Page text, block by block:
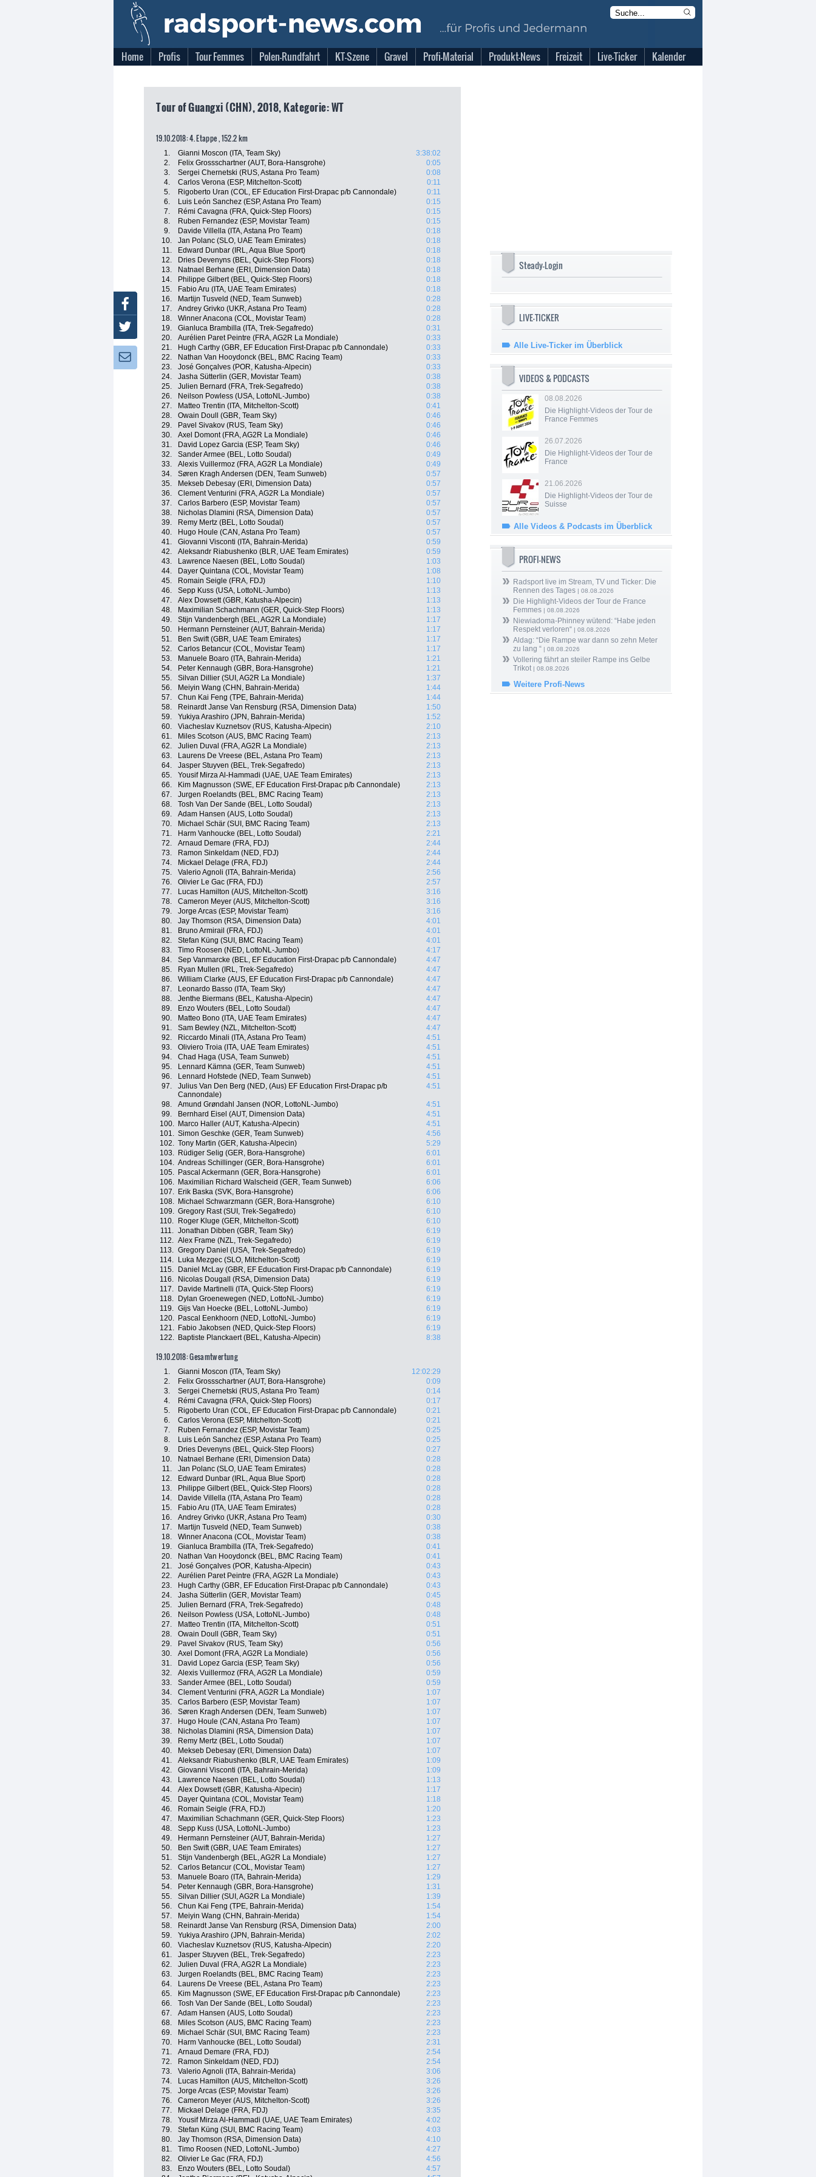
Home Profis Tour Femmes Polen-Rundfahrt KT-Szene Gravel Profi-Material Produkt-News Freizeit Live-Ticker Kalender
Tour of Guangxi (CHN), 2018, Kategorie: WT
19.10.2018: 4. Etappe , 152.2 km
1. Gianni Moscon (ITA, Team Sky)
3:38:02
2.
Felix Grossschartner (AUT, Bora-Hansgrohe)
0:05
3.
Sergei Chernetski (RUS, Astana Pro Team)
0:08
4.
Carlos Verona (ESP, Mitchelton-Scott)
0:11
5.
Rigoberto Uran (COL, EF Education First-Drapac p/b Cannondale)
0:11
6.
Luis León Sanchez (ESP, Astana Pro Team)
0:15
7.
Rémi Cavagna (FRA, Quick-Step Floors)
0:15
8.
Ruben Fernandez (ESP, Movistar Team)
0:15
9.
Davide Villella (ITA, Astana Pro Team)
0:18
10.
Jan Polanc (SLO, UAE Team Emirates)
0:18
11.
Edward Dunbar (IRL, Aqua Blue Sport)
0:18
12.
Dries Devenyns (BEL, Quick-Step Floors)
0:18
13.
Natnael Berhane (ERI, Dimension Data)
0:18
14.
Philippe Gilbert (BEL, Quick-Step Floors)
0:18
15.
Fabio Aru (ITA, UAE Team Emirates)
0:18
16.
Martijn Tusveld (NED, Team Sunweb)
0:28
17.
Andrey Grivko (UKR, Astana Pro Team)
0:28
18.
Winner Anacona (COL, Movistar Team)
0:28
19.
Gianluca Brambilla (ITA, Trek-Segafredo)
0:31
20.
Aurélien Paret Peintre (FRA, AG2R La Mondiale)
0:33
21.
Hugh Carthy (GBR, EF Education First-Drapac p/b Cannondale)
0:33
22.
Nathan Van Hooydonck (BEL, BMC Racing Team)
0:33
23.
José Gonçalves (POR, Katusha-Alpecin)
0:33
24.
Jasha Sütterlin (GER, Movistar Team)
0:38
25.
Julien Bernard (FRA, Trek-Segafredo)
0:38
26.
Neilson Powless (USA, LottoNL-Jumbo)
0:38
27.
Matteo Trentin (ITA, Mitchelton-Scott)
0:41
28.
Owain Doull (GBR, Team Sky)
0:46
29.
Pavel Sivakov (RUS, Team Sky)
0:46
30.
Axel Domont (FRA, AG2R La Mondiale)
0:46
31.
David Lopez Garcia (ESP, Team Sky)
0:46
32.
Sander Armee (BEL, Lotto Soudal)
0:49
33.
Alexis Vuillermoz (FRA, AG2R La Mondiale)
0:49
34.
Søren Kragh Andersen (DEN, Team Sunweb)
0:57
35.
Mekseb Debesay (ERI, Dimension Data)
0:57
36.
Clement Venturini (FRA, AG2R La Mondiale)
0:57
37.
Carlos Barbero (ESP, Movistar Team)
0:57
38.
Nicholas Dlamini (RSA, Dimension Data)
0:57
39.
Remy Mertz (BEL, Lotto Soudal)
0:57
40.
Hugo Houle (CAN, Astana Pro Team)
0:57
41.
Giovanni Visconti (ITA, Bahrain-Merida)
0:59
42.
Aleksandr Riabushenko (BLR, UAE Team Emirates)
0:59
43.
Lawrence Naesen (BEL, Lotto Soudal)
1:03
44.
Dayer Quintana (COL, Movistar Team)
1:08
45.
Romain Seigle (FRA, FDJ)
1:10
46.
Sepp Kuss (USA, LottoNL-Jumbo)
1:13
47.
Alex Dowsett (GBR, Katusha-Alpecin)
1:13
48.
Maximilian Schachmann (GER, Quick-Step Floors)
1:13
49.
Stijn Vandenbergh (BEL, AG2R La Mondiale)
1:17
50.
Hermann Pernsteiner (AUT, Bahrain-Merida)
1:17
51.
Ben Swift (GBR, UAE Team Emirates)
1:17
52.
Carlos Betancur (COL, Movistar Team)
1:17
53.
Manuele Boaro (ITA, Bahrain-Merida)
1:21
54.
Peter Kennaugh (GBR, Bora-Hansgrohe)
1:21
55.
Silvan Dillier (SUI, AG2R La Mondiale)
1:37
56.
Meiyin Wang (CHN, Bahrain-Merida)
1:44
57.
Chun Kai Feng (TPE, Bahrain-Merida)
1:44
58.
Reinardt Janse Van Rensburg (RSA, Dimension Data)
1:50
59.
Yukiya Arashiro (JPN, Bahrain-Merida)
1:52
60.
Viacheslav Kuznetsov (RUS, Katusha-Alpecin)
2:10
61.
Miles Scotson (AUS, BMC Racing Team)
2:13
62.
Julien Duval (FRA, AG2R La Mondiale)
2:13
63.
Laurens De Vreese (BEL, Astana Pro Team)
2:13
64.
Jasper Stuyven (BEL, Trek-Segafredo)
2:13
65.
Yousif Mirza Al-Hammadi (UAE, UAE Team Emirates)
2:13
66.
Kim Magnusson (SWE, EF Education First-Drapac p/b Cannondale)
2:13
67.
Jurgen Roelandts (BEL, BMC Racing Team)
2:13
68.
Tosh Van Der Sande (BEL, Lotto Soudal)
2:13
69.
Adam Hansen (AUS, Lotto Soudal)
2:13
70.
Michael Schär (SUI, BMC Racing Team)
2:13
71.
Harm Vanhoucke (BEL, Lotto Soudal)
2:21
72.
Arnaud Demare (FRA, FDJ)
2:44
73.
Ramon Sinkeldam (NED, FDJ)
2:44
74.
Mickael Delage (FRA, FDJ)
2:44
75.
Valerio Agnoli (ITA, Bahrain-Merida)
2:56
76.
Olivier Le Gac (FRA, FDJ)
2:57
77.
Lucas Hamilton (AUS, Mitchelton-Scott)
3:16
78.
Cameron Meyer (AUS, Mitchelton-Scott)
3:16
79.
Jorge Arcas (ESP, Movistar Team)
3:16
80.
Jay Thomson (RSA, Dimension Data)
4:01
81.
Bruno Armirail (FRA, FDJ)
4:01
82.
Stefan Küng (SUI, BMC Racing Team)
4:01
83.
Timo Roosen (NED, LottoNL-Jumbo)
4:17
84.
Sep Vanmarcke (BEL, EF Education First-Drapac p/b Cannondale)
4:47
85.
Ryan Mullen (IRL, Trek-Segafredo)
4:47
86.
William Clarke (AUS, EF Education First-Drapac p/b Cannondale)
4:47
87.
Leonardo Basso (ITA, Team Sky)
4:47
88.
Jenthe Biermans (BEL, Katusha-Alpecin)
4:47
89.
Enzo Wouters (BEL, Lotto Soudal)
4:47
90.
Matteo Bono (ITA, UAE Team Emirates)
4:47
91.
Sam Bewley (NZL, Mitchelton-Scott)
4:47
92.
Riccardo Minali (ITA, Astana Pro Team)
4:51
93.
Oliviero Troia (ITA, UAE Team Emirates)
4:51
94.
Chad Haga (USA, Team Sunweb)
4:51
95.
Lennard Kämna (GER, Team Sunweb)
4:51
96.
Lennard Hofstede (NED, Team Sunweb)
4:51
97.
Julius Van Den Berg (NED, (Aus) EF Education First-Drapac p/b
Cannondale)
4:51
98. Amund Grøndahl Jansen (NOR, LottoNL-Jumbo)
4:51
99.
Bernhard Eisel (AUT, Dimension Data)
4:51
100.
Marco Haller (AUT, Katusha-Alpecin)
4:51
101. Simon Geschke (GER, Team Sunweb)
4:56
102. Tony Martin (GER, Katusha-Alpecin)
5:29
103.
Rüdiger Selig (GER, Bora-Hansgrohe)
6:01
104. Andreas Schillinger (GER, Bora-Hansgrohe)
6:01
105.
Pascal Ackermann (GER, Bora-Hansgrohe)
6:01
106.
Maximilian Richard Walscheid (GER, Team Sunweb)
6:06
107.
Erik Baska (SVK, Bora-Hansgrohe)
6:06
108.
Michael Schwarzmann (GER, Bora-Hansgrohe)
6:10
109. Gregory Rast (SUI, Trek-Segafredo)
6:10
110.
Roger Kluge (GER, Mitchelton-Scott)
6:10
111. Jonathan Dibben (GBR, Team Sky)
6:19
112. Alex Frame (NZL, Trek-Segafredo)
6:19
113. Gregory Daniel (USA, Trek-Segafredo)
6:19
114.
Luka Mezgec (SLO, Mitchelton-Scott)
6:19
115.
Daniel McLay (GBR, EF Education First-Drapac p/b Cannondale)
6:19
116.
Nicolas Dougall (RSA, Dimension Data)
6:19
117.
Davide Martinelli (ITA, Quick-Step Floors)
6:19
118.
Dylan Groenewegen (NED, LottoNL-Jumbo)
6:19
119. Gijs Van Hoecke (BEL, LottoNL-Jumbo)
6:19
120.
Pascal Eenkhoorn (NED, LottoNL-Jumbo)
6:19
121.
Fabio Jakobsen (NED, Quick-Step Floors)
6:19
122.
Baptiste Planckaert (BEL, Katusha-Alpecin) 8:38
19.10.2018: Gesamtwertung
1. Gianni Moscon (ITA, Team Sky)
12:02:29
2.
Felix Grossschartner (AUT, Bora-Hansgrohe)
0:09
3.
Sergei Chernetski (RUS, Astana Pro Team)
0:14
4.
Rémi Cavagna (FRA, Quick-Step Floors)
0:17
5.
Rigoberto Uran (COL, EF Education First-Drapac p/b Cannondale)
0:21
6.
Carlos Verona (ESP, Mitchelton-Scott)
0:21
7.
Ruben Fernandez (ESP, Movistar Team)
0:25
8.
Luis León Sanchez (ESP, Astana Pro Team)
0:25
9.
Dries Devenyns (BEL, Quick-Step Floors)
0:27
10.
Natnael Berhane (ERI, Dimension Data)
0:28
11.
Jan Polanc (SLO, UAE Team Emirates)
0:28
12.
Edward Dunbar (IRL, Aqua Blue Sport)
0:28
13.
Philippe Gilbert (BEL, Quick-Step Floors)
0:28
14.
Davide Villella (ITA, Astana Pro Team)
0:28
15.
Fabio Aru (ITA, UAE Team Emirates)
0:28
16.
Andrey Grivko (UKR, Astana Pro Team)
0:30
17.
Martijn Tusveld (NED, Team Sunweb)
0:38
18.
Winner Anacona (COL, Movistar Team)
0:38
19.
Gianluca Brambilla (ITA, Trek-Segafredo)
0:41
20.
Nathan Van Hooydonck (BEL, BMC Racing Team)
0:41
21.
José Gonçalves (POR, Katusha-Alpecin)
0:43
22.
Aurélien Paret Peintre (FRA, AG2R La Mondiale)
0:43
23.
Hugh Carthy (GBR, EF Education First-Drapac p/b Cannondale)
0:43
24.
Jasha Sütterlin (GER, Movistar Team)
0:45
25.
Julien Bernard (FRA, Trek-Segafredo)
0:48
26.
Neilson Powless (USA, LottoNL-Jumbo)
0:48
27.
Matteo Trentin (ITA, Mitchelton-Scott)
0:51
28.
Owain Doull (GBR, Team Sky)
0:51
29.
Pavel Sivakov (RUS, Team Sky)
0:56
30.
Axel Domont (FRA, AG2R La Mondiale)
0:56
31.
David Lopez Garcia (ESP, Team Sky)
0:56
32.
Alexis Vuillermoz (FRA, AG2R La Mondiale)
0:59
33.
Sander Armee (BEL, Lotto Soudal)
0:59
34.
Clement Venturini (FRA, AG2R La Mondiale)
1:07
35.
Carlos Barbero (ESP, Movistar Team)
1:07
36.
Søren Kragh Andersen (DEN, Team Sunweb)
1:07
37.
Hugo Houle (CAN, Astana Pro Team)
1:07
38.
Nicholas Dlamini (RSA, Dimension Data)
1:07
39.
Remy Mertz (BEL, Lotto Soudal)
1:07
40.
Mekseb Debesay (ERI, Dimension Data)
1:07
41.
Aleksandr Riabushenko (BLR, UAE Team Emirates)
1:09
42.
Giovanni Visconti (ITA, Bahrain-Merida)
1:09
43.
Lawrence Naesen (BEL, Lotto Soudal)
1:13
44.
Alex Dowsett (GBR, Katusha-Alpecin)
1:17
45.
Dayer Quintana (COL, Movistar Team)
1:18
46.
Romain Seigle (FRA, FDJ)
1:20
47.
Maximilian Schachmann (GER, Quick-Step Floors)
1:23
48.
Sepp Kuss (USA, LottoNL-Jumbo)
1:23
49.
Hermann Pernsteiner (AUT, Bahrain-Merida)
1:27
50.
Ben Swift (GBR, UAE Team Emirates)
1:27
51.
Stijn Vandenbergh (BEL, AG2R La Mondiale)
1:27
52.
Carlos Betancur (COL, Movistar Team)
1:27
53.
Manuele Boaro (ITA, Bahrain-Merida)
1:29
54.
Peter Kennaugh (GBR, Bora-Hansgrohe)
1:31
55.
Silvan Dillier (SUI, AG2R La Mondiale)
1:39
56.
Chun Kai Feng (TPE, Bahrain-Merida)
1:54
57.
Meiyin Wang (CHN, Bahrain-Merida)
1:54
58.
Reinardt Janse Van Rensburg (RSA, Dimension Data)
2:00
59.
Yukiya Arashiro (JPN, Bahrain-Merida)
2:02
60.
Viacheslav Kuznetsov (RUS, Katusha-Alpecin)
2:20
61.
Jasper Stuyven (BEL, Trek-Segafredo)
2:23
62.
Julien Duval (FRA, AG2R La Mondiale)
2:23
63.
Jurgen Roelandts (BEL, BMC Racing Team)
2:23
64.
Laurens De Vreese (BEL, Astana Pro Team)
2:23
65.
Kim Magnusson (SWE, EF Education First-Drapac p/b Cannondale)
2:23
66.
Tosh Van Der Sande (BEL, Lotto Soudal)
2:23
67.
Adam Hansen (AUS, Lotto Soudal)
2:23
68.
Miles Scotson (AUS, BMC Racing Team)
2:23
69.
Michael Schär (SUI, BMC Racing Team)
2:23
70.
Harm Vanhoucke (BEL, Lotto Soudal)
2:31
71.
Arnaud Demare (FRA, FDJ)
2:54
72.
Ramon Sinkeldam (NED, FDJ)
2:54
73.
Valerio Agnoli (ITA, Bahrain-Merida)
3:06
74.
Lucas Hamilton (AUS, Mitchelton-Scott)
3:26
75.
Jorge Arcas (ESP, Movistar Team)
3:26
76.
Cameron Meyer (AUS, Mitchelton-Scott)
3:26
77.
Mickael Delage (FRA, FDJ)
3:35
78.
Yousif Mirza Al-Hammadi (UAE, UAE Team Emirates)
4:02
79.
Stefan Küng (SUI, BMC Racing Team)
4:03
80.
Jay Thomson (RSA, Dimension Data)
4:10
81.
Timo Roosen (NED, LottoNL-Jumbo)
4:27
82.
Olivier Le Gac (FRA, FDJ)
4:56
83.
Enzo Wouters (BEL, Lotto Soudal)
4:57
Steady-Login
LIVE-TICKER
Alle Live-Ticker im Überblick
VIDEOS & PODCASTS
08.08.2026
Die Highlight-Videos der Tour de
France Femmes
26.07.2026
Die Highlight-Videos der Tour de
France
21.06.2026
Die Highlight-Videos der Tour de
Suisse
Alle Videos & Podcasts im Überblick
PROFI-NEWS
Radsport live im Stream, TV und Ticker: Die
Rennen des Tages | 08.08.2026
Die Highlight-Videos der Tour de France
Femmes | 08.08.2026
Niewiadoma-Phinney wütend: “Habe jeden
Respekt verloren“ | 08.08.2026
Aldag: “Die Rampe war dann so zehn Meter
zu lang “ | 08.08.2026
Vollering fährt an steiler Rampe ins Gelbe
Trikot| 08.08.2026
Weitere Profi-News
Facebook
Twitter
Newsletter: